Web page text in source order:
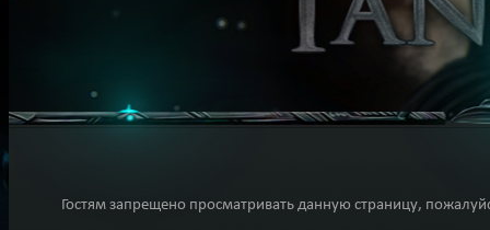
Гостям запрещено просматривать данную страницу,